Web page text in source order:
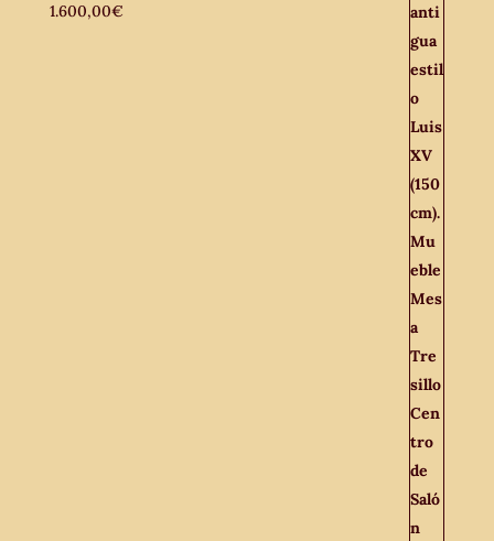
1.600,00€